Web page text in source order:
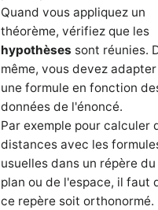
Quand vous appliquez un
théorème, vérifiez que les
hypothèses sont réunies.
même, vous devez adapter
une formule en fonction
données de l'énoncé.
Par exemple pour calculer
distances avec les
usuelles dans un répère du
plan ou de l'espace, il faut
ce repère soit orthonormé.